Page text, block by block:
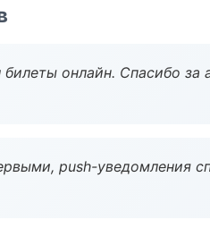
онлайн. Спасибо за
push-уведомления